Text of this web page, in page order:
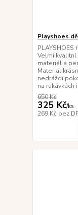
Playshoes
Velmi
materiál a
Materiál
nedráždí
na rukávkách
650 Kč
325 Kč/ks
269 Kč bez